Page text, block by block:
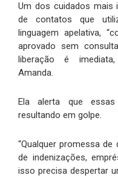
Um dos cuidados mais
de contatos que
linguagem apelativa,
aprovado sem
liberação é
Amanda.
Ela alerta que
resultando em golpe.
“Qualquer promessa
de indenizações,
isso precisa despertar